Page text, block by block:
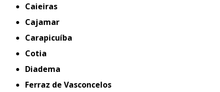
Caieiras
Cajamar
Carapicuíba
Cotia
Diadema
Ferraz de Vasconcelos